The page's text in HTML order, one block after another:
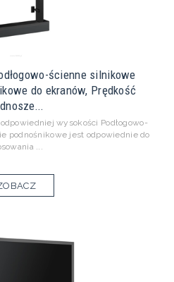
ścienne silnikowe
do ekranów, Prędkość
wysokości Podłogowo-
podnośnikowe jest odpowiednie do
...